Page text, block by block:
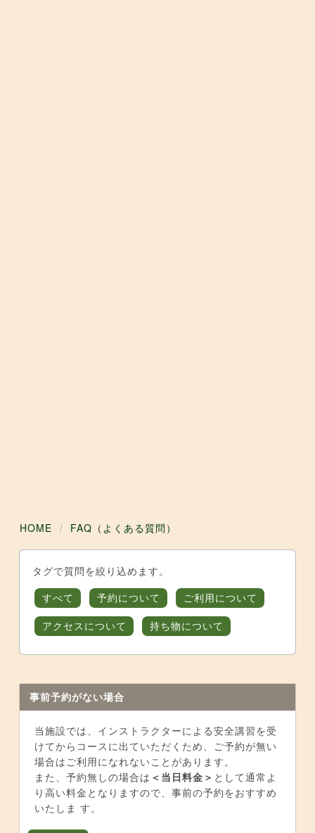
HOME FAQ（よくある質問）
タグで質問を絞り込めます。
すべて
予約について
ご利用について
アクセスについて
持ち物について
事前予約がない場合
当施設では、インストラクターによる安全講習を受
けてからコースに出ていただくため、ご予約が無い
場合はご利用になれないことがあります。
また、予約無しの場合は ＜当日料金＞ として通常よ
り高い料金となりますので、事前の予約をおすすめ
いたしま す。